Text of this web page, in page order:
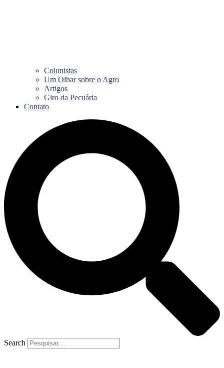
Colunistas
Um Olhar sobre o Agro
Artigos
Giro da Pecuária
Contato
Search